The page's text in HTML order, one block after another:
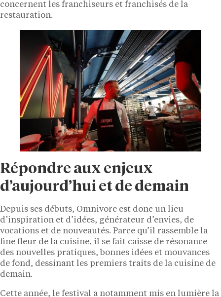
concernent les franchiseurs et franchisés de la
restauration.
Répondre aux enjeux
d’aujourd’hui et de demain
Depuis ses débuts, Omnivore est donc un lieu
d’inspiration et d’idées, générateur d’envies, de
vocations et de nouveautés. Parce qu’il rassemble la
fine fleur de la cuisine, il se fait caisse de résonance
des nouvelles pratiques, bonnes idées et mouvances
de fond, dessinant les premiers traits de la cuisine de
demain.
Cette année, le festival a notamment mis en lumière la